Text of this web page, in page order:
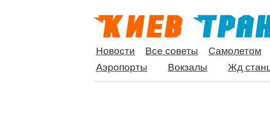
Новости Все советы Самолетом
Аэропорты
Вокзалы Жд